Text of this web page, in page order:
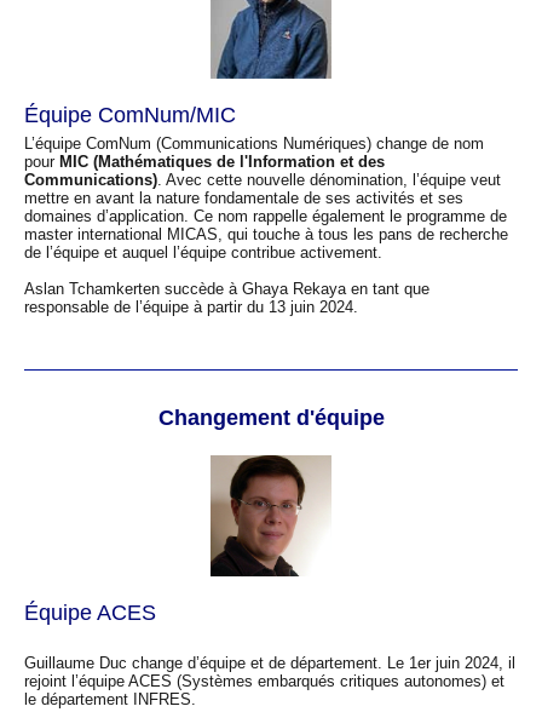
Équipe ComNum/MIC
L’équipe ComNum (Communications Numériques) change de nom
pour MIC (Mathématiques de l'Information et des
Communications). Avec cette nouvelle dénomination, l’équipe veut
mettre en avant la nature fondamentale de ses activités et ses
domaines d’application. Ce nom rappelle également le programme de
master international MICAS, qui touche à tous les pans de recherche
de l’équipe et auquel l’équipe contribue activement.
Aslan Tchamkerten succède à Ghaya Rekaya en tant que
responsable de l’équipe à partir du 13 juin 2024.
Changement d'équipe
Équipe ACES
Guillaume Duc change d’équipe et de département. Le 1er juin 2024, il
rejoint l’équipe ACES (Systèmes embarqués critiques autonomes) et
le département INFRES.